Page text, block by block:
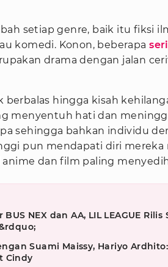
setiap genre, baik itu fiksi
komedi. Konon, beberapa
drama dengan jalan
berbalas hingga kisah
menyentuh hati dan
sehingga bahkan individu
pun mendapati diri
dan film paling
NEX dan AA, LIL LEAGUE Rilis
Suami Maissy, Hariyo
Cindy